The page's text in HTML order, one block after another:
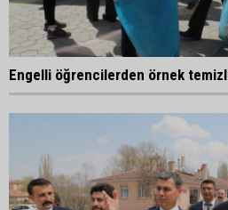
Engelli öğrencilerden örnek